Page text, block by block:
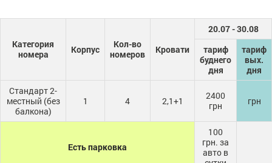
Категория
номера
Корпус
Кол-во
номеров
Кровати
20.07 - 30.08
тариф
буднего
дня
тариф
вых.
дня
Стандарт 2-
местный (без
балкона)
1 4 2,1+1
2400
грн
грн
Есть парковка
100
грн. за
авто в